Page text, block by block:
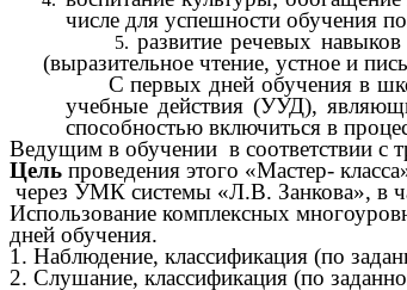
числе для успешности обучения
развитие речевых
(выразительное чтение, устное и
С первых дней обучения в
учебные действия (УУД),
способностью включиться в
Ведущим в обучении в соответствии с
Цель проведения этого «Мастер-
через УМК системы «Л.В. Занкова», в
Использование комплексных
дней обучения.
1. Наблюдение, классификация (по
2. Слушание, классификация (по